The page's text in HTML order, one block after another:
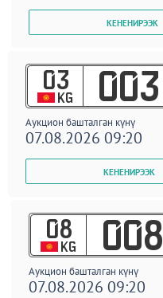
03
KG 003
Аукцион башталган күнү
07.08.2026 09:20
08
KG 008
Аукцион башталган күнү
07.08.2026 09:20